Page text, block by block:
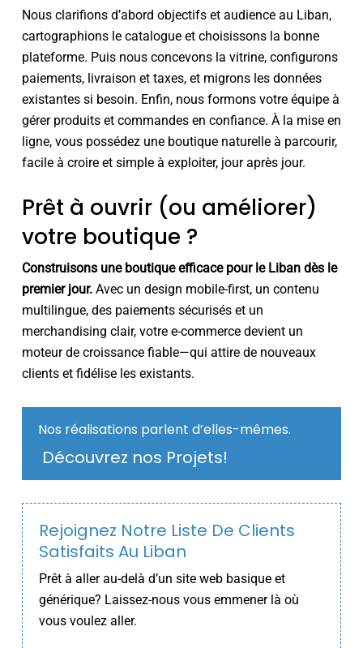
Nous clarifions d’abord objectifs et audience au Liban,
cartographions le catalogue et choisissons la bonne
plateforme. Puis nous concevons la vitrine, configurons
paiements, livraison et taxes, et migrons les données
existantes si besoin. Enfin, nous formons votre équipe à
gérer produits et commandes en confiance. À la mise en
ligne, vous possédez une boutique naturelle à parcourir,
facile à croire et simple à exploiter, jour après jour.
Prêt à ouvrir (ou améliorer)
votre boutique ?
Construisons une boutique efficace pour le Liban dès le
premier jour.Avec un design mobile-first, un contenu
multilingue, des paiements sécurisés et un
merchandising clair, votre e-commerce devient un
moteur de croissance fiable—qui attire de nouveaux
clients et fidélise les existants.
Nos réalisations parlent d’elles-mêmes.
Découvrez nos Projets!
Rejoignez Notre Liste De Clients
Satisfaits Au Liban
Prêt à aller au-delà d’un site web basique et
générique? Laissez-nous vous emmener là où
vous voulez aller.